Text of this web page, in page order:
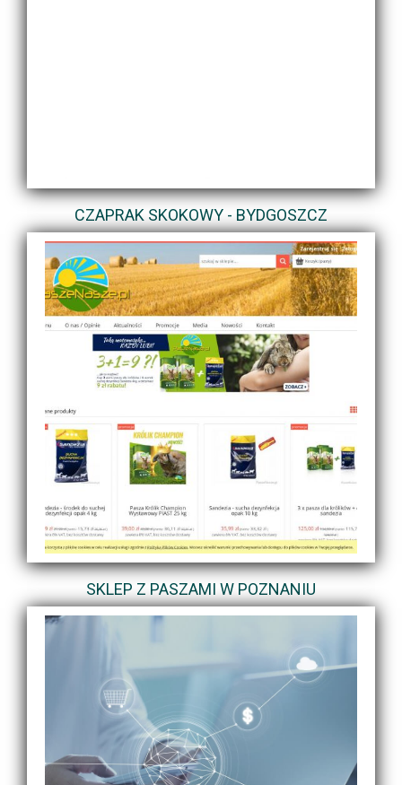
CZAPRAK SKOKOWY - BYDGOSZCZ
SKLEP Z PASZAMI W POZNANIU